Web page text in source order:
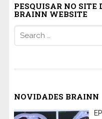
PESQUISAR NO SITE
BRAINN WEBSITE
for:
NOVIDADES BRAINN